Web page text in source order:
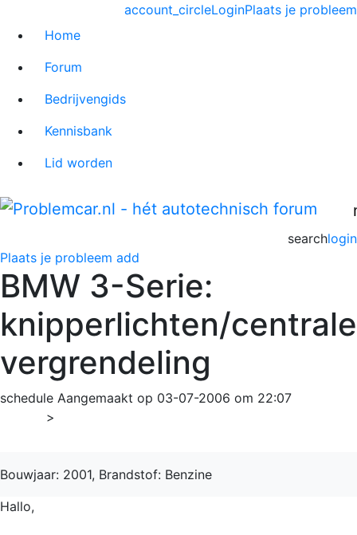
Plaats je probleem
account_circleLogin
Home
Forum
Bedrijvengids
Kennisbank
Lid worden
login
search
Plaats je probleem add
BMW 3-Serie:
knipperlichten/centrale
vergrendeling
schedule Aangemaakt op 03-07-2006 om 22:07
>
Bouwjaar: 2001, Brandstof: Benzine
Hallo,